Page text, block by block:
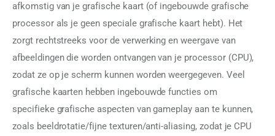
afkomstig van je grafische kaart (of ingebouwde grafische
processor als je geen speciale grafische kaart hebt). Het
zorgt rechtstreeks voor de verwerking en weergave van
afbeeldingen die worden ontvangen van je processor (CPU),
zodat ze op je scherm kunnen worden weergegeven. Veel
grafische kaarten hebben ingebouwde functies om
specifieke grafische aspecten van gameplay aan te kunnen,
zoals beeldrotatie/fijne texturen/anti-aliasing, zodat je CPU